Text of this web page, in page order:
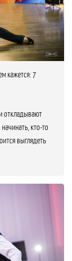
кажется: 7
откладывают
кто-то
выглядеть